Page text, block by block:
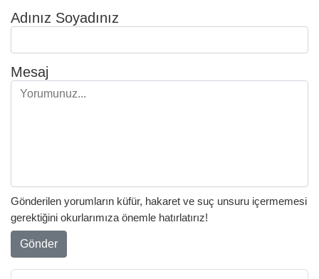
Adınız Soyadınız
Mesaj
Gönderilen yorumların küfür, hakaret ve suç unsuru içermemesi
gerektiğini okurlarımıza önemle hatırlatırız!
Gönder